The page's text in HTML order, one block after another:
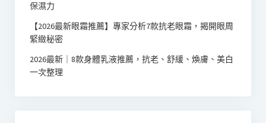
保濕力
【2026最新眼霜推薦】專家分析7款抗老眼霜，揭開眼周
緊緻秘密
2026最新｜8款身體乳液推薦，抗老、舒緩、煥膚、美白
一次整理